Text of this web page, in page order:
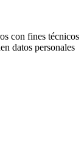
con fines técnicos
datos personales